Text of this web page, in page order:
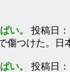
い。 投稿日：
傷つけた。日
い。 投稿日：